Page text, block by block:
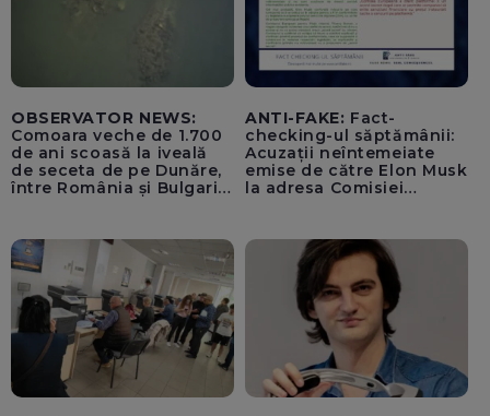
OBSERVATOR NEWS:
Comoara veche de 1.700
de ani scoasă la iveală
de seceta de pe Dunăre,
între România și Bulgaria.
ANTI-FAKE: Fact-
checking-ul săptămânii:
Acuzații neîntemeiate
emise de către Elon Musk
la adresa Comisiei
pentru instaurarea
„cenzurii” pe platforma X